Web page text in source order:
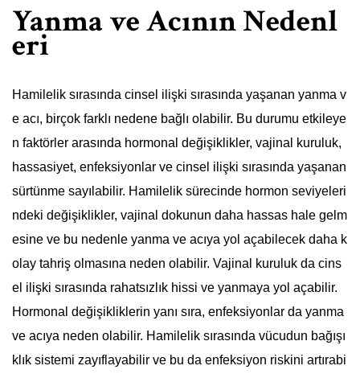
Yanma ve Acının Nedenl
eri
Hamilelik sırasında cinsel ilişki sırasında yaşanan yanma v
e acı, birçok farklı nedene bağlı olabilir. Bu durumu etkileye
n faktörler arasında hormonal değişiklikler, vajinal kuruluk,
hassasiyet, enfeksiyonlar ve cinsel ilişki sırasında yaşanan
sürtünme sayılabilir. Hamilelik sürecinde hormon seviyeleri
ndeki değişiklikler, vajinal dokunun daha hassas hale gelm
esine ve bu nedenle yanma ve acıya yol açabilecek daha k
olay tahriş olmasına neden olabilir. Vajinal kuruluk da cins
el ilişki sırasında rahatsızlık hissi ve yanmaya yol açabilir.
Hormonal değişikliklerin yanı sıra, enfeksiyonlar da yanma
ve acıya neden olabilir. Hamilelik sırasında vücudun bağışı
klık sistemi zayıflayabilir ve bu da enfeksiyon riskini artırabi